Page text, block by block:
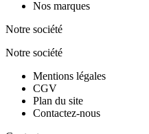
Nos marques
Notre société
Notre société
Mentions légales
CGV
Plan du site
Contactez-nous